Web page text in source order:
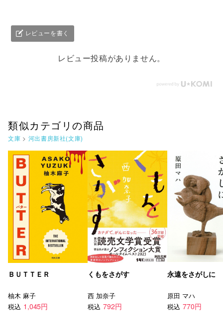
レビューを書く
レビュー投稿がありません。
類似カテゴリの商品
文庫 > 河出書房新社(文庫)
ＢＵＴＴＥＲ
柚木 麻子
税込 1,045円
くもをさがす
西 加奈子
税込 792円
永遠をさがしに
原田 マハ
税込 770円